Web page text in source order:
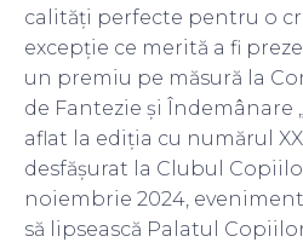
calități perfecte pentru o
excepție ce merită a fi
un premiu pe măsură la
de Fantezie și Îndemânare
aflat la ediția cu numărul
desfășurat la Clubul
noiembrie 2024,
să lipsească Palatul